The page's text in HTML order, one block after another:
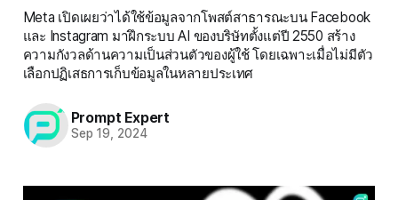
Meta เปิดเผยว่าได้ใช้ข้อมูลจากโพสต์สาธารณะบน Facebook
และ Instagram มาฝึกระบบ AI ของบริษัทตั้งแต่ปี 2550 สร้าง
ความกังวลด้านความเป็นส่วนตัวของผู้ใช้ โดยเฉพาะเมื่อไม่มีตัว
เลือกปฏิเสธการเก็บข้อมูลในหลายประเทศ
Prompt Expert
Sep 19, 2024